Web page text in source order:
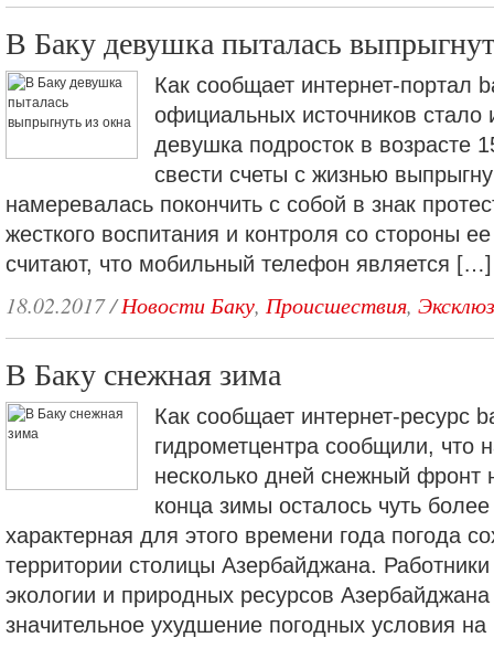
В Баку девушка пыталась
Как сообщает интернет-портал
официальных источников стало
девушка подросток в возрасте
свести счеты с жизнью
намеревалась покончить с собой в знак
жесткого воспитания и контроля со стороны
считают, что мобильный телефон является […]
18.02.2017/Новости Баку, Происшествия,
В Баку снежная зима
Как сообщает интернет-ресурс
гидрометцентра сообщили, что
несколько дней снежный фронт
конца зимы осталось чуть
характерная для этого времени года погода
территории столицы Азербайджана.
экологии и природных ресурсов Азербайджана
значительное ухудшение погодных условия